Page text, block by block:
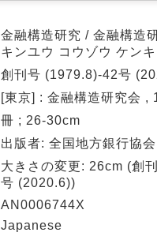
金融構造研究 / 金融構造
キンユウ コウゾウ ケンキ
創刊号 (1979.8)-42号
[東京] : 金融構造研究会 ,
冊 ; 26-30cm
出版者: 全国地方銀行協
大きさの変更: 26cm (創
号 (2020.6))
AN0006744X
Japanese